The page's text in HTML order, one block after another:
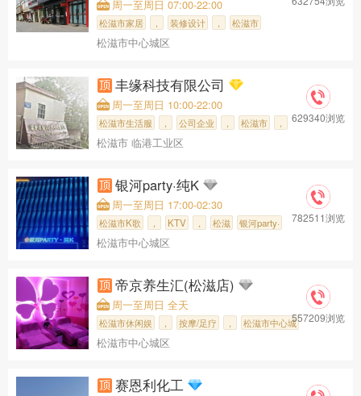
周一至周日 07:00-22:00
松滋市家居 ， 装修设计 ， 松滋市
松滋市中心城区
丰缘科技有限公司
周一至周日 10:00-22:00
松滋市生活服 ， 公司企业 ， 松滋市 ，
松滋市 临港工业区
629340浏览
银河party·纯K
周一至周日 17:00-02:30
松滋市K歌 ， KTV ， 松滋 银河party·
松滋市中心城区
782511浏览
帝京养生汇(松滋店)
周一至周日 全天
松滋市休闲娱 ， 按摩/足疗 ， 松滋市中心城
松滋市中心城区
557209浏览
赛恩利化工